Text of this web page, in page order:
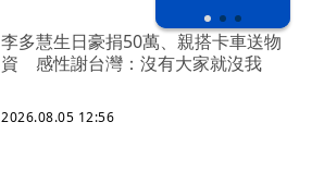
李多慧生日豪捐50萬、親搭卡車送物
資 感性謝台灣：沒有大家就沒我
2026.08.05 12:56